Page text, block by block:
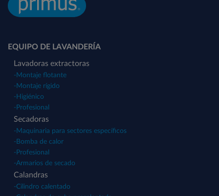
EQUIPO DE LAVANDERÍA
Lavadoras extractoras
- Montaje flotante
- Montaje rígido
- Higiénico
- Profesional
Secadoras
- Maquinaria para sectores específicos
- Bomba de calor
- Profesional
-Armarios de secado
Calandras
-Cilindro calentado